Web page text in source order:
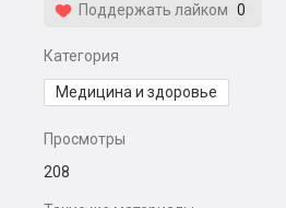
Поддержать лайком 0
Категория
Медицина и здоровье
Просмотры
208